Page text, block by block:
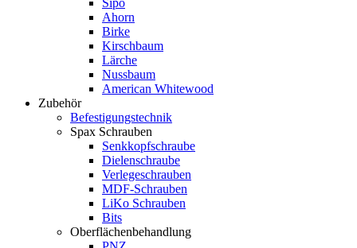
Sipo
Ahorn
Birke
Kirschbaum
Lärche
Nussbaum
American Whitewood
Zubehör
Befestigungstechnik
Spax Schrauben
Senkkopfschraube
Dielenschraube
Verlegeschrauben
MDF-Schrauben
LiKo Schrauben
Bits
Oberflächenbehandlung